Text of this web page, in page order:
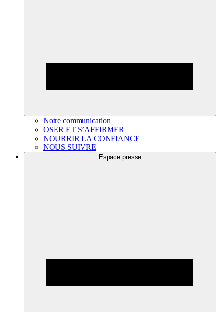
Notre communication
OSER ET S’AFFIRMER
NOURRIR LA CONFIANCE
NOUS SUIVRE
Espace presse